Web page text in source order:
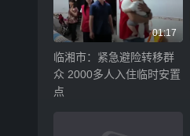
01:17
临湘市：紧急避险转移群
众 2000多人入住临时安置
点